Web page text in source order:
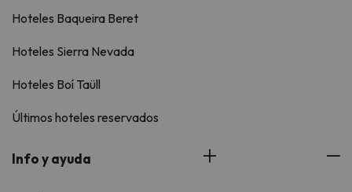
Hoteles Baqueira Beret
Hoteles Sierra Nevada
Hoteles Boí Taüll
Últimos hoteles reservados
Info y ayuda